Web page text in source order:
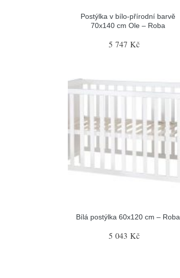
Postýlka v bílo-přírodní barvě
70x140 cm Ole – Roba
5 747 Kč
Bílá postýlka 60x120 cm – Roba
5 043 Kč